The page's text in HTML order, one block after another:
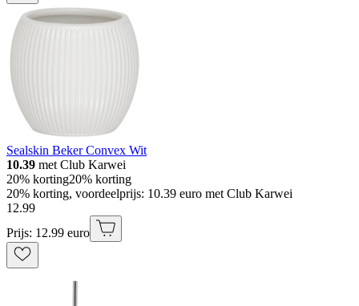
Sealskin Beker Convex Wit
10.39 met Club Karwei
20% korting20% korting
20% korting, voordeelprijs: 10.39 euro met Club Karwei
12.99
Prijs: 12.99 euro